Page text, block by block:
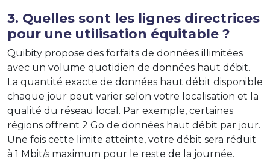
3. Quelles sont les lignes directrices
pour une utilisation équitable ?
Quibity propose des forfaits de données illimitées
avec un volume quotidien de données haut débit.
La quantité exacte de données haut débit disponible
chaque jour peut varier selon votre localisation et la
qualité du réseau local. Par exemple, certaines
régions offrent 2 Go de données haut débit par jour.
Une fois cette limite atteinte, votre débit sera réduit
à 1 Mbit/s maximum pour le reste de la journée.